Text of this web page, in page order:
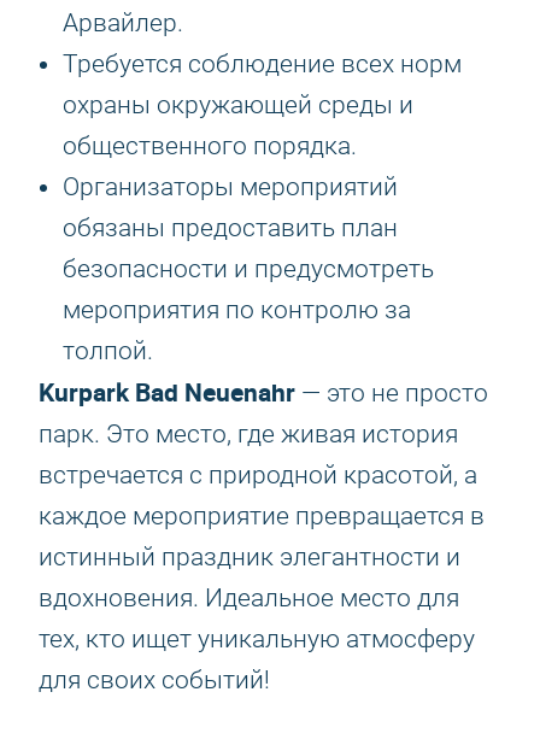
Арвайлер.
Требуется соблюдение всех норм
охраны окружающей среды и
общественного порядка.
Организаторы мероприятий
обязаны предоставить план
безопасности и предусмотреть
мероприятия по контролю за
толпой.
Kurpark Bad Neuenahr — это не просто
парк. Это место, где живая история
встречается с природной красотой, а
каждое мероприятие превращается в
истинный праздник элегантности и
вдохновения. Идеальное место для
тех, кто ищет уникальную атмосферу
для своих событий!